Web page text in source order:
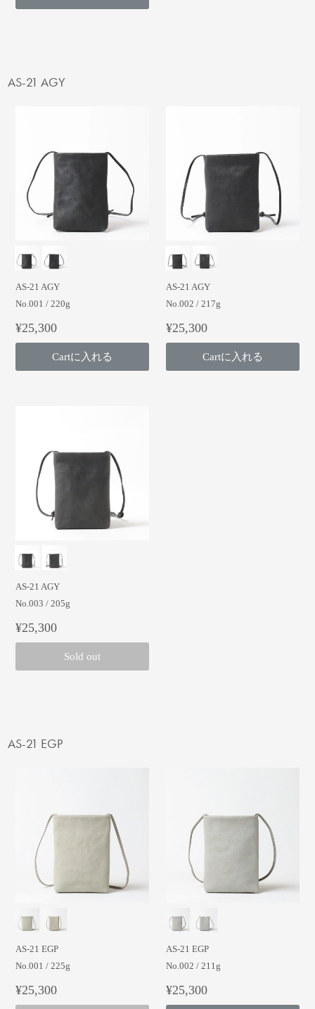
AS-21 AGY
AS-21 AGY
No.001 / 220g
¥25,300
Cartに入れる
AS-21 AGY
No.002 / 217g
¥25,300
Cartに入れる
AS-21 AGY
No.003 / 205g
¥25,300
Sold out
AS-21 EGP
AS-21 EGP
No.001 / 225g
¥25,300
AS-21 EGP
No.002 / 211g
¥25,300